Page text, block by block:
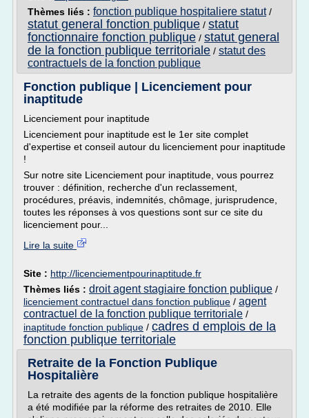
Thèmes liés : fonction publique hospitaliere statut/
statut general fonction publique / statut
fonctionnaire fonction publique / statut general
de la fonction publique territoriale / statut des
contractuels de la fonction publique
Fonction publique | Licenciement pour
inaptitude
Licenciement pour inaptitude
Licenciement pour inaptitude est le 1er site complet
d'expertise et conseil autour du licenciement pour inaptitude
!
Sur notre site Licenciement pour inaptitude, vous pourrez
trouver : définition, recherche d'un reclassement,
procédures, préavis, indemnités, chômage, jurisprudence,
toutes les réponses à vos questions sont sur ce site du
licenciement pour...
Lire la suite
Site : http://licenciementpourinaptitude.fr
Thèmes liés : droit agent stagiaire fonction publique /
licenciement contractuel dans fonction publique / agent
contractuel de la fonction publique territoriale /
inaptitude fonction publique / cadres d emplois de la
fonction publique territoriale
Retraite de la Fonction Publique
Hospitalière
La retraite des agents de la fonction publique hospitalière
a été modifiée par la réforme des retraites de 2010. Elle